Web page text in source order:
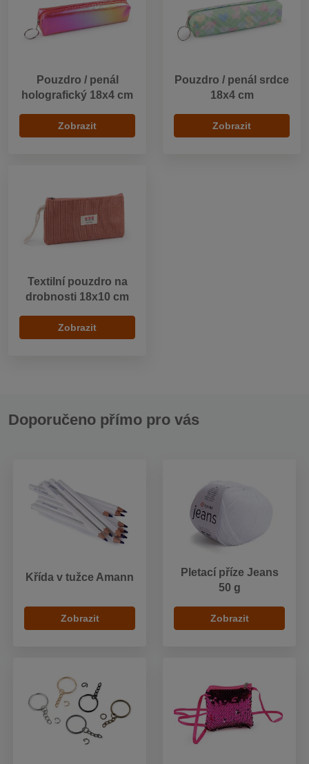
Pouzdro / penál
holografický 18x4 cm
Zobrazit
Pouzdro / penál srdce
18x4 cm
Zobrazit
Textilní pouzdro na
drobnosti 18x10 cm
Zobrazit
Doporučeno přímo pro vás
Křída v tužce Amann
Zobrazit
Pletací příze Jeans
50 g
Zobrazit